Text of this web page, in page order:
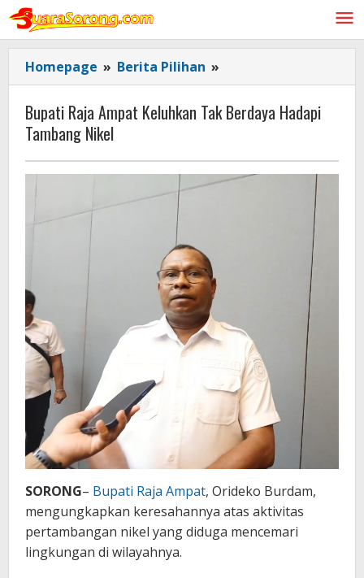
Lewati
konten
Homepage » Berita Pilihan »
Raja
Ampat
Keluhkan
Berdaya
Hadapi
Bupati Raja Ampat Keluhkan Tak Berdaya Hadapi
Tambang Nikel
SORONG– Bupati Raja Ampat, Orideko Burdam,
mengungkapkan keresahannya atas aktivitas
pertambangan nikel yang diduga mencemari
lingkungan di wilayahnya.